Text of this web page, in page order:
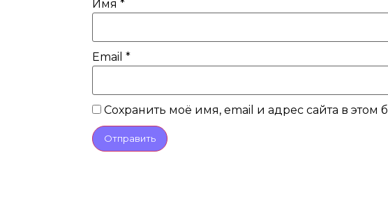
Имя *
Email *
Сохранить моё имя, email и адрес сайта в